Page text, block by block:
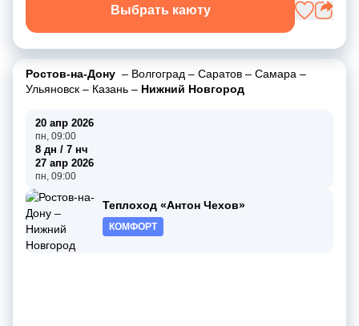
Выбрать каюту
Ростов-на-Дону – Волгоград – Саратов – Самара –
Ульяновск – Казань – Нижний Новгород
20 апр 2026
пн, 09:00
8 дн / 7 нч
27 апр 2026
пн, 09:00
Теплоход «Антон Чехов»
КОМФОРТ